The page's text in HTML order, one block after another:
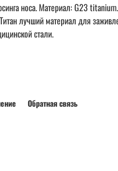
носа. Материал: G23
лучший материал для
стали.
Обратная связь